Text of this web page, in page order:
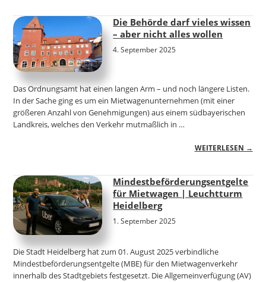
Die Behörde darf vieles wissen
– aber nicht alles wollen
4. September 2025
Das Ordnungsamt hat einen langen Arm – und noch längere Listen.
In der Sache ging es um ein Mietwagenunternehmen (mit einer
größeren Anzahl von Genehmigungen) aus einem südbayerischen
Landkreis, welches den Verkehr mutmaßlich in …
WEITERLESEN →
Mindestbeförderungsentgelte
für Mietwagen | Leuchtturm
Heidelberg
1. September 2025
Die Stadt Heidelberg hat zum 01. August 2025 verbindliche
Mindestbeförderungsentgelte (MBE) für den Mietwagenverkehr
innerhalb des Stadtgebiets festgesetzt. Die Allgemeinverfügung (AV)